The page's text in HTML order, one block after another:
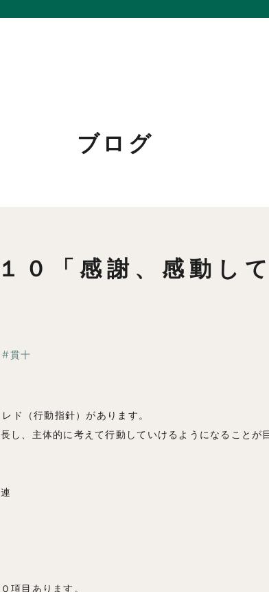
リノベーション
採用情報
ブログ
０「感謝、感動し
貫十
ド（⾏動指針）があります。
し、主体的に考えて⾏動していけるようになることが
項⽬あります。